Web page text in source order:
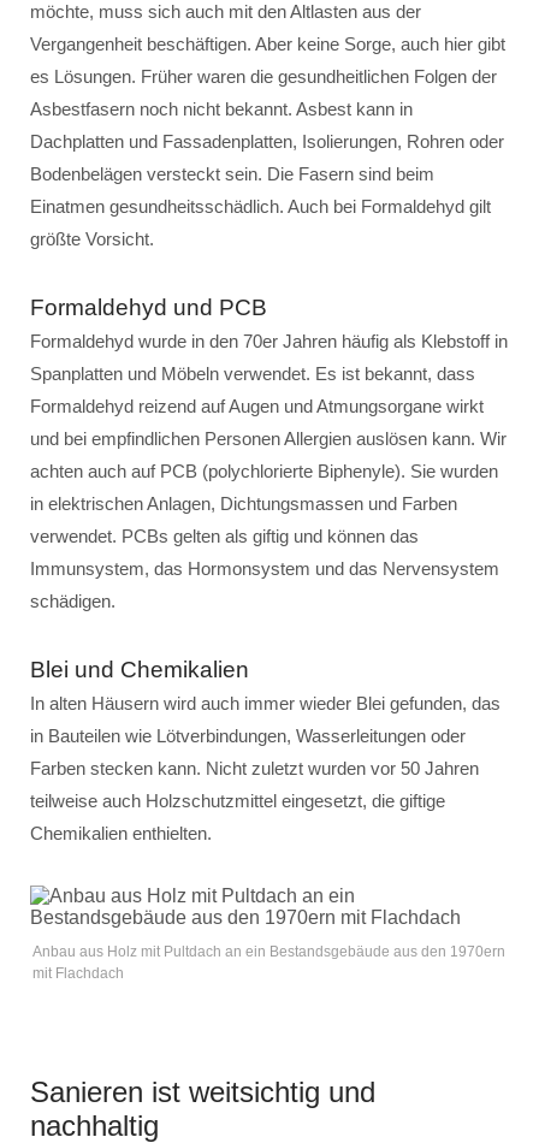
möchte, muss sich auch mit den Altlasten aus der
Vergangenheit beschäftigen. Aber keine Sorge, auch hier gibt
es Lösungen. Früher waren die gesundheitlichen Folgen der
Asbestfasern noch nicht bekannt. Asbest kann in
Dachplatten und Fassadenplatten, Isolierungen, Rohren oder
Bodenbelägen versteckt sein. Die Fasern sind beim
Einatmen gesundheitsschädlich. Auch bei Formaldehyd gilt
größte Vorsicht.
Formaldehyd und PCB
Formaldehyd wurde in den 70er Jahren häufig als Klebstoff in
Spanplatten und Möbeln verwendet. Es ist bekannt, dass
Formaldehyd reizend auf Augen und Atmungsorgane wirkt
und bei empfindlichen Personen Allergien auslösen kann. Wir
achten auch auf PCB (polychlorierte Biphenyle). Sie wurden
in elektrischen Anlagen, Dichtungsmassen und Farben
verwendet. PCBs gelten als giftig und können das
Immunsystem, das Hormonsystem und das Nervensystem
schädigen.
Blei und Chemikalien
In alten Häusern wird auch immer wieder Blei gefunden, das
in Bauteilen wie Lötverbindungen, Wasserleitungen oder
Farben stecken kann. Nicht zuletzt wurden vor 50 Jahren
teilweise auch Holzschutzmittel eingesetzt, die giftige
Chemikalien enthielten.
Anbau aus Holz mit Pultdach an ein Bestandsgebäude aus den 1970ern
mit Flachdach
Sanieren ist weitsichtig und
nachhaltig